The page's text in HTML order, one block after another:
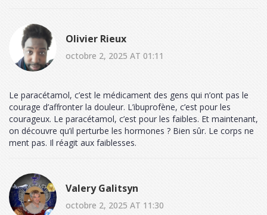
Olivier Rieux
octobre 2, 2025 AT 01:11
Le paracétamol, c’est le médicament des gens qui n’ont pas le
courage d’affronter la douleur. L’ibuprofène, c’est pour les
courageux. Le paracétamol, c’est pour les faibles. Et maintenant,
on découvre qu’il perturbe les hormones ? Bien sûr. Le corps ne
ment pas. Il réagit aux faiblesses.
Valery Galitsyn
octobre 2, 2025 AT 11:30